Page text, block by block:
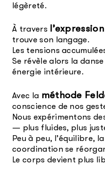
légèreté.
À travers
trouve son langage.
Les tensions
Se révèle alors la
énergie intérieure.
Avec la méthode
conscience de nos
Nous expérimentons
— plus fluides, plus
Peu à peu, l’équilibre,
coordination se
Le corps devient plus